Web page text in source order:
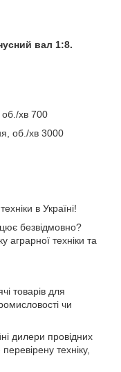
вал 1:8.
об./хв 700
об./хв 3000
в Україні!
безвідмовно?
техніки та
товарів для
чи
дилери провідних
техніку,